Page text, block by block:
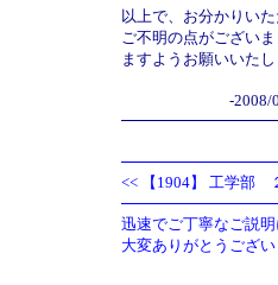
以上で、お分かりい
ご不明の点がござい
ますようお願いいた
-2008/
<< 【1904】 工学部
迅速でご丁寧なご説
大変ありがとうござ